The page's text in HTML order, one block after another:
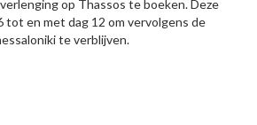
op Thassos te boeken. Deze
tot en met dag 12 om vervolgens de
te verblijven.